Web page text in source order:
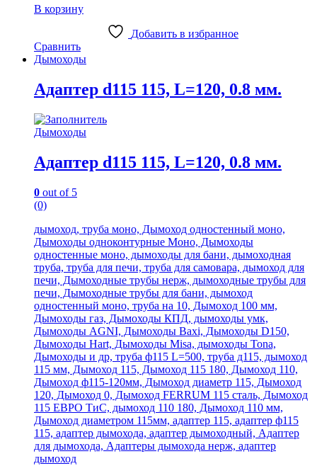
В корзину
Добавить в избранное
Сравнить
Дымоходы
Адаптер d115 115, L=120, 0.8 мм.
Дымоходы
Адаптер d115 115, L=120, 0.8 мм.
0 out of 5
(0)
дымоход, труба моно, Дымоход одностенный моно,
Дымоходы одноконтурные Моно, Дымоходы
одностенные моно, дымоходы для бани, дымоходная
труба, труба для печи, труба для самовара, дымоход для
печи, Дымоходные трубы нерж, дымоходные трубы для
печи, Дымоходные трубы для бани, дымоход
одностенный моно, труба на 10, Дымоход 100 мм,
Дымоходы газ, Дымоходы КПД, дымоходы умк,
Дымоходы AGNI, Дымоходы Baxi, Дымоходы D150,
Дымоходы Hart, Дымоходы Misa, дымоходы Tona,
Дымоходы и др, труба ф115 L=500, труба д115, дымоход
115 мм, Дымоход 115, Дымоход 115 180, Дымоход 110,
Дымоход ф115-120мм, Дымоход диаметр 115, Дымоход
120, Дымоход 0, Дымоход FERRUM 115 сталь, Дымоход
115 ЕВРО ТиС, дымоход 110 180, Дымоход 110 мм,
Дымоход диаметром 115мм, адаптер 115, адаптер ф115
115, адаптер дымохода, адаптер дымоходный, Адаптер
для дымохода, Адаптеры дымохода нерж, адаптер
дымоход